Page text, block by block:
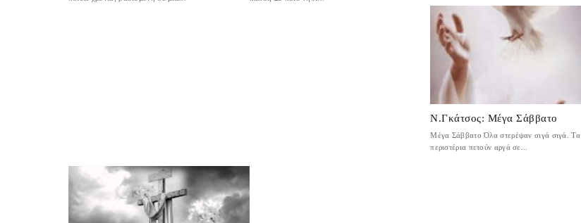
Ν.Γκάτσος: Μέγα Σάββατο
Μέγα Σάββατο Όλα στερέψαν σιγά σιγά. Τα
περιστέρια πετούν αργά σε...